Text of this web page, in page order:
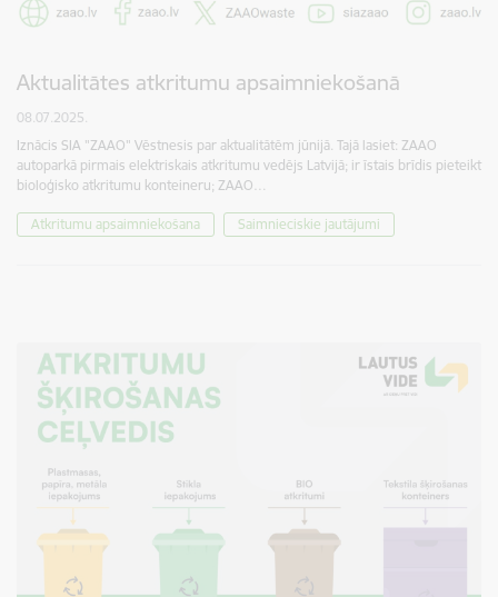
Aktualitātes atkritumu apsaimniekošanā
08.07.2025.
Iznācis SIA "ZAAO" Vēstnesis par aktualitātēm jūnijā. Tajā lasiet: ZAAO
autoparkā pirmais elektriskais atkritumu vedējs Latvijā; ir īstais brīdis pieteikt
bioloģisko atkritumu konteineru; ZAAO…
Atkritumu apsaimniekošana Saimnieciskie jautājumi